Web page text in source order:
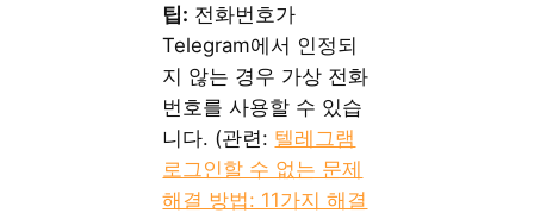
팁: 전화번호가
Telegram에서 인정되
지 않는 경우 가상 전화
번호를 사용할 수 있습
니다. (관련: 텔레그램
로그인할 수 없는 문제
해결 방법: 11가지 해결